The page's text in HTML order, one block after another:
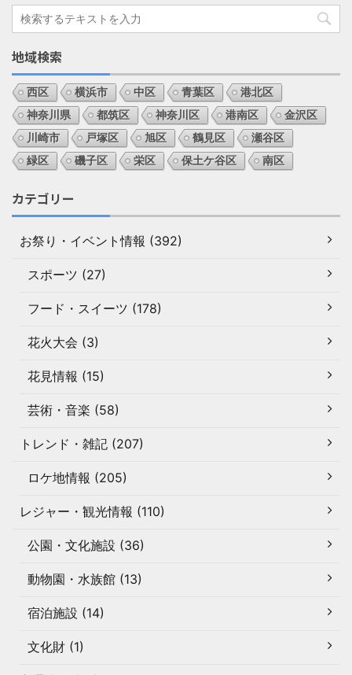
地域検索
西区 横浜市 中区 青葉区
港北区
神奈川県
都筑区 神奈川区 港南区
金沢区
川崎市
戸塚区 旭区 鶴見区
瀬谷区
緑区
磯子区 栄区 保土ケ谷区 南区
カテゴリー
お祭り・イベント情報 (392)
スポーツ (27)
フード・スイーツ (178)
花火大会 (3)
花見情報 (15)
芸術・音楽 (58)
トレンド・雑記 (207)
ロケ地情報 (205)
レジャー・観光情報 (110)
公園・文化施設 (36)
動物園・水族館 (13)
宿泊施設 (14)
文化財 (1)